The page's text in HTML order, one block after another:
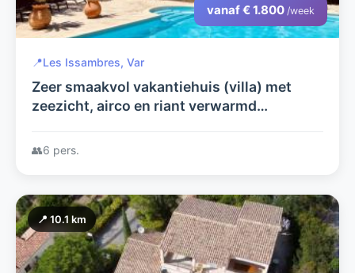
vanaf € 1.800 /week
📍Les Issambres, Var
Zeer smaakvol vakantiehuis (villa) met
zeezicht, airco en riant verwarmd
Frankrijk
👥6 pers.
📍 10.1 km